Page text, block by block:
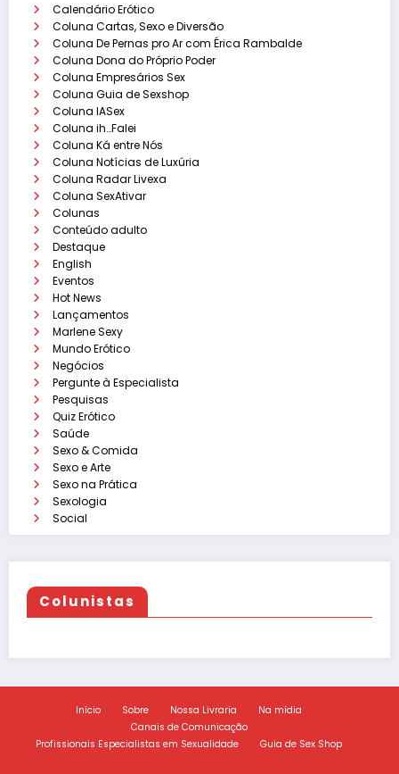
Calendário Erótico
Coluna Cartas, Sexo e Diversão
Coluna De Pernas pro Ar com Érica Rambalde
Coluna Dona do Próprio Poder
Coluna Empresários Sex
Coluna Guia de Sexshop
Coluna IASex
Coluna ih…Falei
Coluna Ká entre Nós
Coluna Notícias de Luxúria
Coluna Radar Livexa
Coluna SexAtivar
Colunas
Conteúdo adulto
Destaque
English
Eventos
Hot News
Lançamentos
Marlene Sexy
Mundo Erótico
Negócios
Pergunte à Especialista
Pesquisas
Quiz Erótico
Saúde
Sexo & Comida
Sexo e Arte
Sexo na Prática
Sexologia
Social
Colunistas
Início Sobre Nossa Livraria
Na mídia
Canais de Comunicação
Profissionais Especialistas em Sexualidade
Guia de Sex Shop